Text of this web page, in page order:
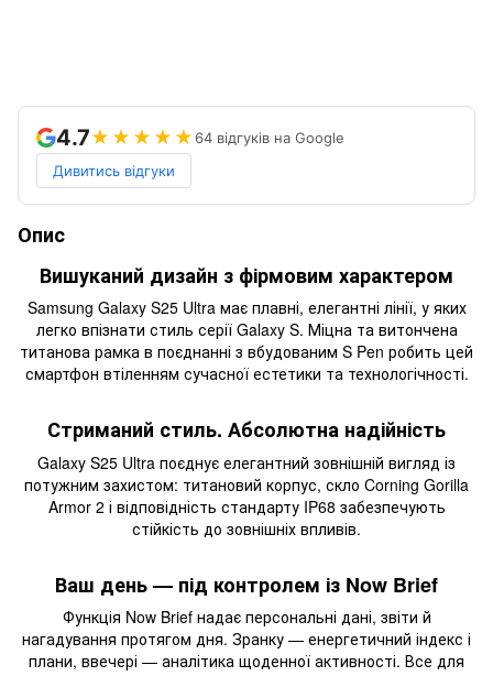
4.7★★★★★64 відгуків на Google
Дивитись відгуки
Опис
Вишуканий дизайн з фірмовим характером
Samsung Galaxy S25 Ultra має плавні, елегантні лінії, у яких
легко впізнати стиль серії Galaxy S. Міцна та витончена
титанова рамка в поєднанні з вбудованим S Pen робить цей
смартфон втіленням сучасної естетики та технологічності.
Стриманий стиль. Абсолютна надійність
Galaxy S25 Ultra поєднує елегантний зовнішній вигляд із
потужним захистом: титановий корпус, скло Corning Gorilla
Armor 2 і відповідність стандарту IP68 забезпечують
стійкість до зовнішніх впливів.
Ваш день — під контролем із Now Brief
Функція Now Brief надає персональні дані, звіти й
нагадування протягом дня. Зранку — енергетичний індекс і
плани, ввечері — аналітика щоденної активності. Все для